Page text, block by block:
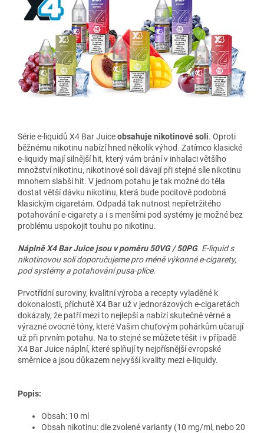
Série e-liquidů X4 Bar Juiceobsahuje nikotinové soli. Oproti
běžnému nikotinu nabízí hned několik výhod. Zatímco klasické
e-liquidy mají silnější hit, který vám brání v inhalaci většího
množství nikotinu, nikotinové soli dávají při stejné síle nikotinu
mnohem slabší hit. V jednom potahu je tak možné do těla
dostat větší dávku nikotinu, která bude pocitově podobná
klasickým cigaretám. Odpadá tak nutnost nepřetržitého
potahování e-cigarety a i s menšími pod systémy je možné bez
problému uspokojit touhu po nikotinu.
Náplně X4 Bar Juice jsou v poměru 50VG / 50PG. E-liquid s
nikotinovou solí doporučujeme pro méně výkonné e-cigarety,
pod systémy a potahování pusa-plíce.
Prvotřídní suroviny, kvalitní výroba a recepty vyladěné k
dokonalosti, příchutě X4 Bar už v jednorázových e-cigaretách
dokázaly, že patří mezi to nejlepší a nabízí skutečně věrné a
výrazné ovocné tóny, které Vašim chuťovým pohárkům učarují
už při prvním potahu. Na to stejné se můžete těšit i v případě
X4 Bar Juice náplní, které splňují ty nejpřísnější evropské
směrnice a jsou důkazem nejvyšší kvality mezi e-liquidy.
Popis:
Obsah: 10 ml
Obsah nikotinu: dle zvolené varianty (10 mg/ml, nebo 20